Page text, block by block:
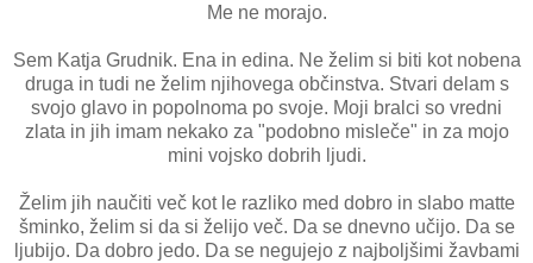
Me ne morajo.
Sem Katja Grudnik. Ena in edina. Ne želim si biti kot nobena
druga in tudi ne želim njihovega občinstva. Stvari delam s
svojo glavo in popolnoma po svoje. Moji bralci so vredni
zlata in jih imam nekako za "podobno misleče" in za mojo
mini vojsko dobrih ljudi.
Želim jih naučiti več kot le razliko med dobro in slabo matte
šminko, želim si da si želijo več. Da se dnevno učijo. Da se
ljubijo. Da dobro jedo. Da se negujejo z najboljšimi žavbami